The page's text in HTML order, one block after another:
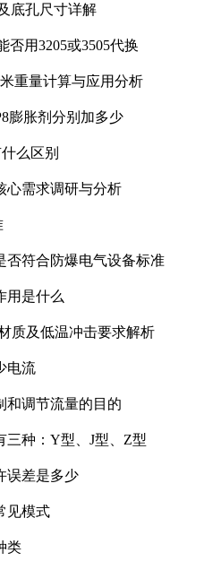
底孔尺寸详解
否用3205或3505代换
重量计算与应用分析
膨胀剂分别加多少
么区别
心需求调研与分析
否符合防爆电气设备标准
用是什么
质及低温冲击要求解析
电流
和调节流量的目的
三种：Y型、J型、Z型
误差是多少
见模式
类